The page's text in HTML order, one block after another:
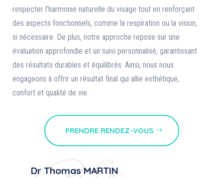
respecter l’harmonie naturelle du visage tout en renforçant
des aspects fonctionnels, comme la respiration ou la vision,
si nécessaire. De plus, notre approche repose sur une
évaluation approfondie et un suivi personnalisé, garantissant
des résultats durables et équilibrés. Ainsi, nous nous
engageons à offrir un résultat final qui allie esthétique,
confort et qualité de vie.
PRENDRE RENDEZ-VOUS
Dr Thomas MARTIN